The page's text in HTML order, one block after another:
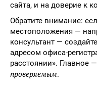
сайта, и на доверие к
Обратите внимание:
местоположения —
консультант —
адресом офиса-
расстоянии». Главное
проверяемым.